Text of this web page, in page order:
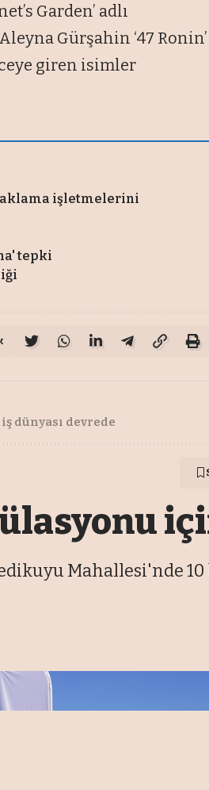
Garden’ adlı
Gürşahin ‘47 Ronin’
giren isimler
işletmelerini
tepki
dünyası devrede
Mahallesi'nde